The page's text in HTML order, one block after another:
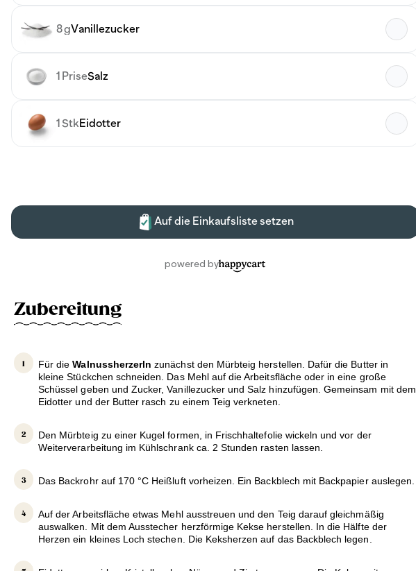
Zubereitung
Für dieWalnussherzerlnzunächst den Mürbteig herstellen. Dafür die Butter in
kleine Stückchen schneiden. Das Mehl auf die Arbeitsfläche oder in eine große
Schüssel geben und Zucker, Vanillezucker und Salz hinzufügen. Gemeinsam mit dem
Eidotter und der Butter rasch zu einem Teig verkneten.
Den Mürbteig zu einer Kugel formen, in Frischhaltefolie wickeln und vor der
Weiterverarbeitung im Kühlschrank ca. 2 Stunden rasten lassen.
Das Backrohr auf 170 °C Heißluft vorheizen. Ein Backblech mit Backpapier auslegen.
Auf der Arbeitsfläche etwas Mehl ausstreuen und den Teig darauf gleichmäßig
auswalken. Mit dem Ausstecher herzförmige Kekse herstellen. In die Hälfte der
Herzen ein kleines Loch stechen. Die Keksherzen auf das Backblech legen.